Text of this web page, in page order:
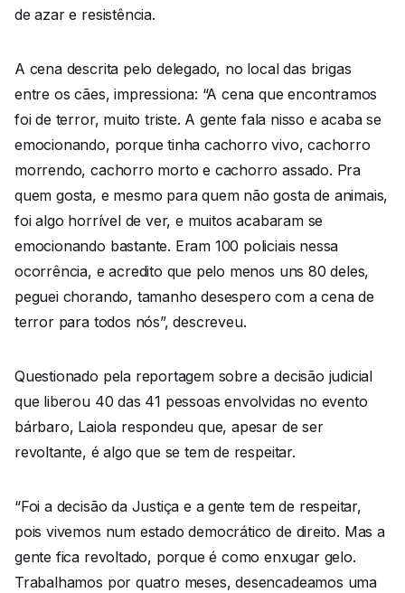
de azar e resistência.
A cena descrita pelo delegado, no local das brigas
entre os cães, impressiona: “A cena que encontramos
foi de terror, muito triste. A gente fala nisso e acaba se
emocionando, porque tinha cachorro vivo, cachorro
morrendo, cachorro morto e cachorro assado. Pra
quem gosta, e mesmo para quem não gosta de animais,
foi algo horrível de ver, e muitos acabaram se
emocionando bastante. Eram 100 policiais nessa
ocorrência, e acredito que pelo menos uns 80 deles,
peguei chorando, tamanho desespero com a cena de
terror para todos nós”, descreveu.
Questionado pela reportagem sobre a decisão judicial
que liberou 40 das 41 pessoas envolvidas no evento
bárbaro, Laiola respondeu que, apesar de ser
revoltante, é algo que se tem de respeitar.
“Foi a decisão da Justiça e a gente tem de respeitar,
pois vivemos num estado democrático de direito. Mas a
gente fica revoltado, porque é como enxugar gelo.
Trabalhamos por quatro meses, desencadeamos uma